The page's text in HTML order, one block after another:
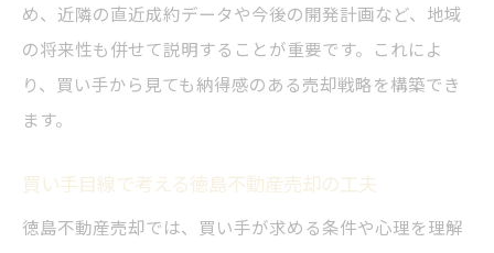
め、近隣の直近成約データや今後の開発計画など、地域
の将来性も併せて説明することが重要です。これによ
り、買い手から見ても納得感のある売却戦略を構築でき
ます。
買い手目線で考える徳島不動産売却の工夫
徳島不動産売却では、買い手が求める条件や心理を理解